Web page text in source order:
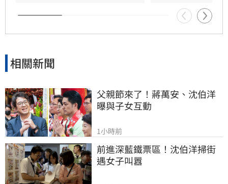
相關新聞
父親節來了！蔣萬安、沈伯洋
曝與子女互動
1小時前
前進深藍鐵票區！沈伯洋掃街
遇女子叫囂